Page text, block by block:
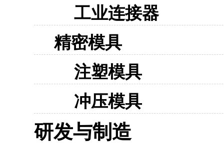
工业连接器
精密模具
注塑模具
冲压模具
研发与制造